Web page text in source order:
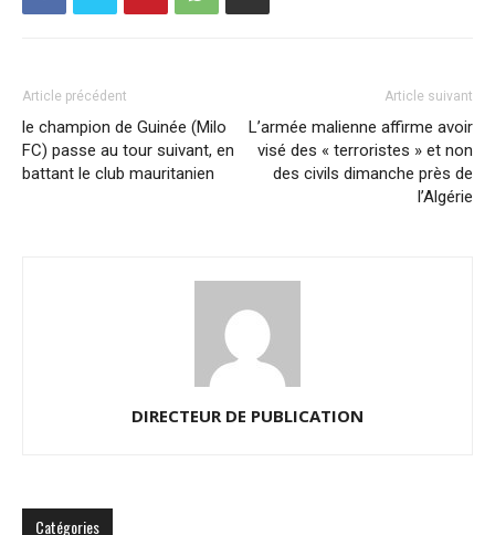
Article précédent
le champion de Guinée (Milo
FC) passe au tour suivant, en
battant le club mauritanien
Article suivant
L’armée malienne affirme avoir
visé des « terroristes » et non
des civils dimanche près de
l’Algérie
DIRECTEUR DE PUBLICATION
Catégories